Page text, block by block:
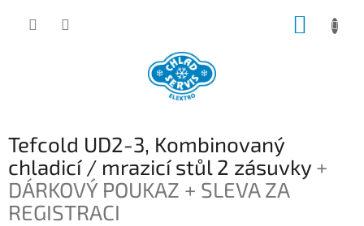
Tefcold UD2-3, Kombinovaný
chladicí / mrazicí stůl 2 zásuvky +
DÁRKOVÝ POUKAZ + SLEVA ZA
REGISTRACI